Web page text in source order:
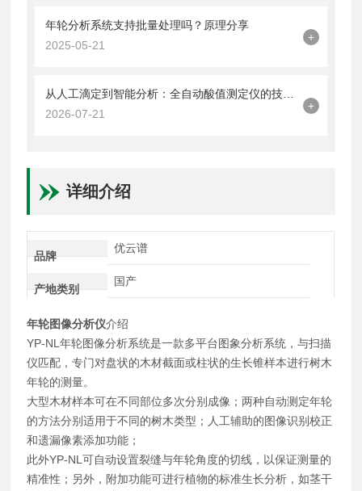
年轮分析系统支持批量处理吗？原理分享
2025-05-21
+
从人工滴定到智能分析：全自动酸值测定仪的技术升级与品牌选择指南
2026-07-21
+
详细介绍
品牌
优云谱
产地类别
国产
年轮图像分析仪介绍
YP-NL年轮图像分析系统是一款多平台图象分析系统，与扫描
仪匹配，专门对盘状的木材截面或柱状的生长锥样本进行树木
年轮的测量。
大型木材样本可在不同部位多次分别成像；两种自动测定年轮
的方法分别适用于不同的树木类型；人工辅助的图像识别校正
和遗漏像素添加功能；
此外YP-NL可自动设置裂缝与年轮角度的切线，以保证测量的
精准性；另外，附加功能可进行植物的标准生长分析，如茎干